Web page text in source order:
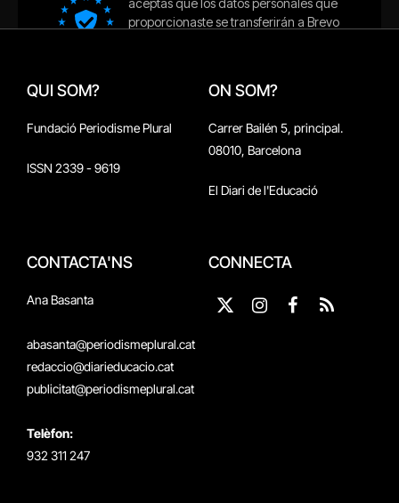
QUI SOM?
Fundació Periodisme Plural
ISSN 2339 - 9619
ON SOM?
Carrer Bailén 5, principal.
08010, Barcelona
El Diari de l'Educació
CONTACTA'NS
Ana Basanta
abasanta@periodismeplural.cat
redaccio@diarieducacio.cat
publicitat@periodismeplural.cat
Telèfon:
932 311 247
CONNECTA
X
Instagram
Facebook
RSS